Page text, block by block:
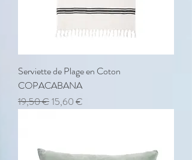
Serviette de Plage en Coton
COPACABANA
Prix original
19,50 €Prix promotionnel
15,60 €